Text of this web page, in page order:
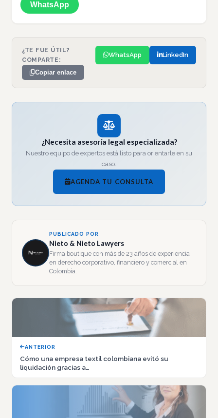
WhatsApp
¿TE FUE ÚTIL?
COMPARTE:
WhatsApp LinkedIn
Copiar enlace
¿Necesita asesoría legal especializada?
Nuestro equipo de expertos está listo para orientarle en su
caso.
AGENDA TU CONSULTA
PUBLICADO POR
Nieto & Nieto Lawyers
Firma boutique con más de 23 años de experiencia
en derecho corporativo, financiero y comercial en
Colombia.
ANTERIOR
Cómo una empresa textil colombiana evitó su
liquidación gracias a…